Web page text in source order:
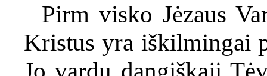
Pirm visko Jėzaus
Kristus yra iškilmingai